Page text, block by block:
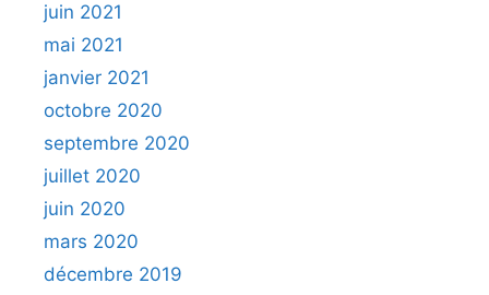
juin 2021
mai 2021
janvier 2021
octobre 2020
septembre 2020
juillet 2020
juin 2020
mars 2020
décembre 2019